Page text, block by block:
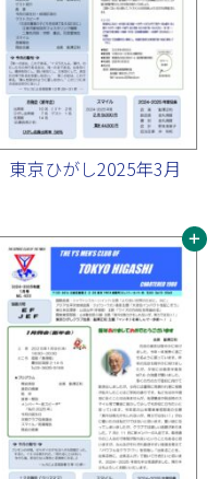
東京ひがし2025年3月